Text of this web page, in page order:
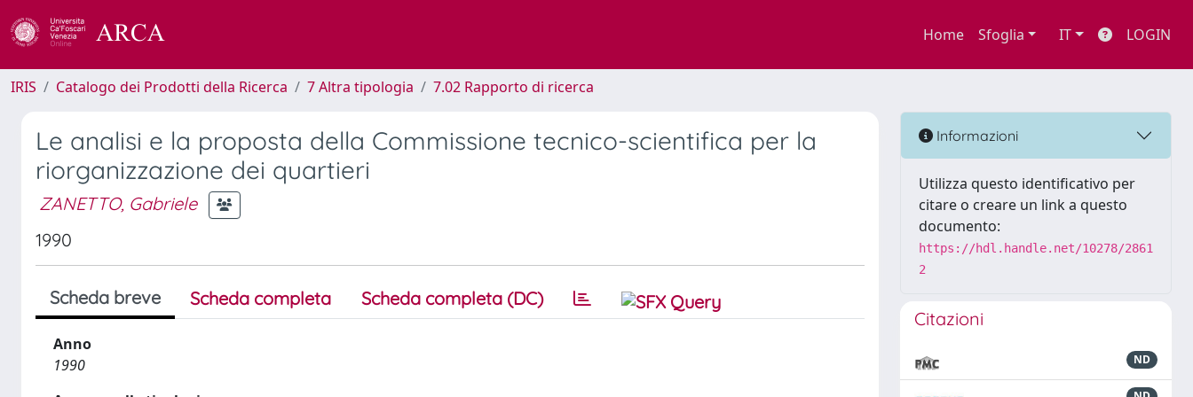
Home Sfoglia IT LOGIN
IRIS Catalogo dei Prodotti della Ricerca 7 Altra tipologia 7.02 Rapporto di ricerca
Le analisi e la proposta della Commissione tecnico-scientifica per la
riorganizzazione dei quartieri
ZANETTO, Gabriele
1990
Scheda breve Scheda completa Scheda completa (DC)
Anno
1990
Informazioni
Utilizza questo identificativo per
citare o creare un link a questo
documento:
https://hdl.handle.net/10278/2861
2
Citazioni
ND